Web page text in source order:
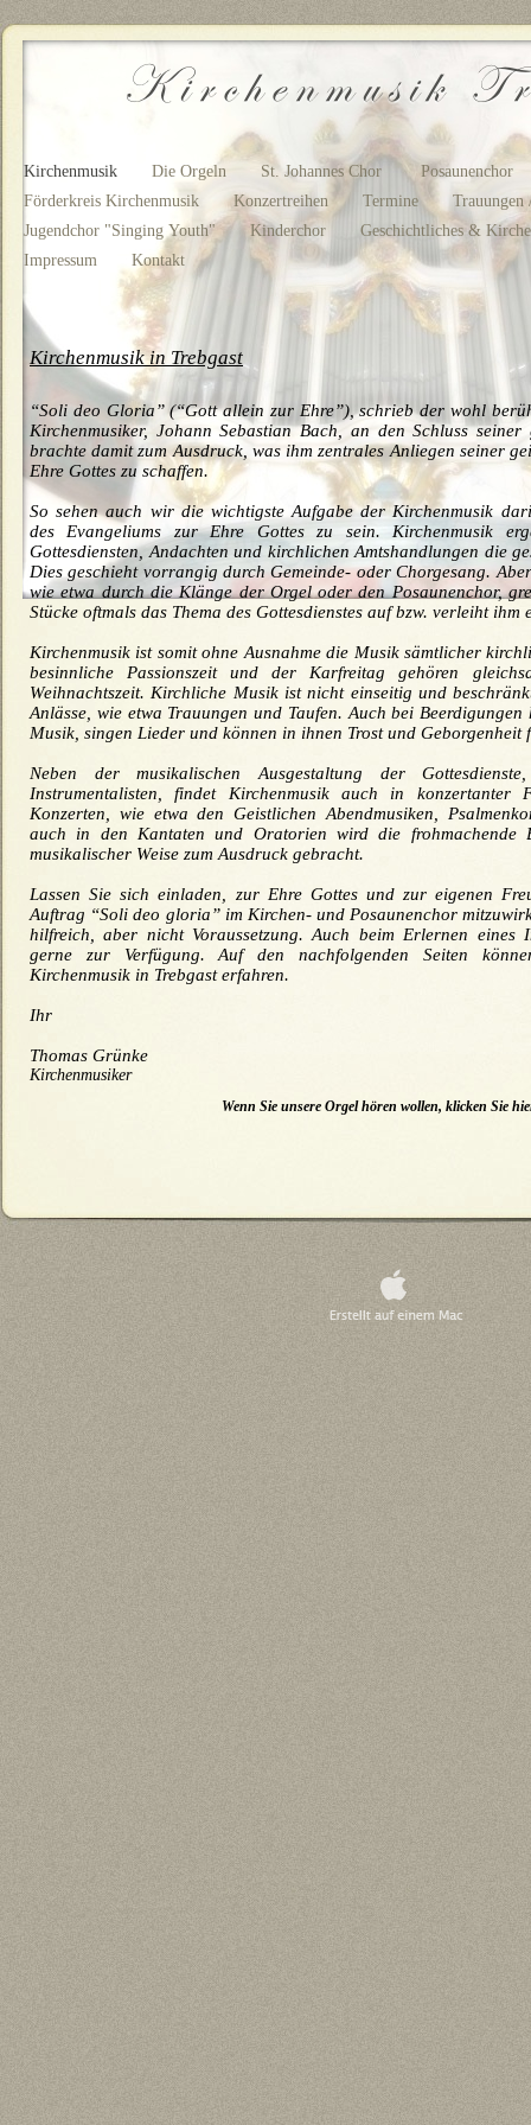
Kirchenmusik Die Orgeln St. Johannes Chor
Posaunenchor
Förderkreis Kirchenmusik
Konzertreihen Termine
Trauungen
Jugendchor "Singing Youth"
Kinderchor
Geschichtliches &
Impressum
Kontakt
Kirchenmusik in Trebgast
“Soli deo Gloria” (“Gott allein zur Ehre”), schrieb der wohl
Kirchenmusiker, Johann Sebastian Bach, an den Schluss
brachte damit zum Ausdruck, was ihm zentrales Anliegen seiner
Ehre Gottes zu schaffen.
So sehen auch wir die wichtigste Aufgabe der Kirchenmusik
des Evangeliums zur Ehre Gottes zu sein. Kirchenmusik
Gottesdiensten, Andachten und kirchlichen Amtshandlungen die
Dies geschieht vorrangig durch Gemeinde- oder Chorgesang.
wie etwa durch die Klänge der Orgel oder den Posaunenchor,
Stücke oftmals das Thema des Gottesdienstes auf bzw. verleiht ihm
Kirchenmusik ist somit ohne Ausnahme die Musik sämtlicher
besinnliche Passionszeit und der Karfreitag gehören
Weihnachtszeit. Kirchliche Musik ist nicht einseitig und
Anlässe, wie etwa Trauungen und Taufen. Auch bei
Musik, singen Lieder und können in ihnen Trost und Geborgenheit
Neben der musikalischen Ausgestaltung der
Instrumentalisten, findet Kirchenmusik auch in konzertanter
Konzerten, wie etwa den Geistlichen Abendmusiken,
auch in den Kantaten und Oratorien wird die frohmachende
musikalischer Weise zum Ausdruck gebracht.
Lassen Sie sich einladen, zur Ehre Gottes und zur eigenen
Auftrag “Soli deo gloria” im Kirchen- und Posaunenchor
hilfreich, aber nicht Voraussetzung. Auch beim Erlernen eines
gerne zur Verfügung. Auf den nachfolgenden Seiten
Kirchenmusik in Trebgast erfahren.
Ihr
Thomas Grünke
Kirchenmusiker
Wenn Sie unsere Orgel hören wollen, klicken Sie